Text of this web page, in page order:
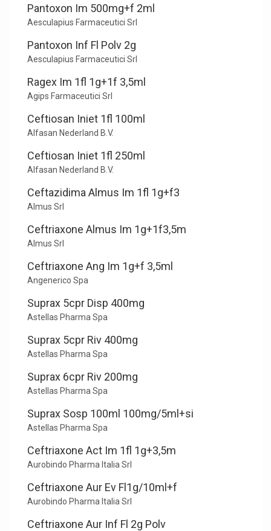
Pantoxon Im 500mg+f 2ml
Aesculapius Farmaceutici Srl
Pantoxon Inf Fl Polv 2g
Aesculapius Farmaceutici Srl
Ragex Im 1fl 1g+1f 3,5ml
Agips Farmaceutici Srl
Ceftiosan Iniet 1fl 100ml
Alfasan Nederland B.V.
Ceftiosan Iniet 1fl 250ml
Alfasan Nederland B.V.
Ceftazidima Almus Im 1fl 1g+f3
Almus Srl
Ceftriaxone Almus Im 1g+1f3,5m
Almus Srl
Ceftriaxone Ang Im 1g+f 3,5ml
Angenerico Spa
Suprax 5cpr Disp 400mg
Astellas Pharma Spa
Suprax 5cpr Riv 400mg
Astellas Pharma Spa
Suprax 6cpr Riv 200mg
Astellas Pharma Spa
Suprax Sosp 100ml 100mg/5ml+si
Astellas Pharma Spa
Ceftriaxone Act Im 1fl 1g+3,5m
Aurobindo Pharma Italia Srl
Ceftriaxone Aur Ev Fl1g/10ml+f
Aurobindo Pharma Italia Srl
Ceftriaxone Aur Inf Fl 2g Polv